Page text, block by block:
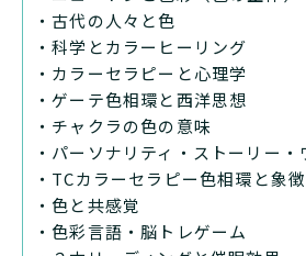
・古代の人々と色
・科学とカラーヒーリング
・カラーセラピーと心理学
・ゲーテ色相環と西洋思想
・チャクラの色の意味
・パーソナリティ・ストーリー・
・TCカラーセラピー色相環と象徴
・色と共感覚
・色彩言語・脳トレゲーム